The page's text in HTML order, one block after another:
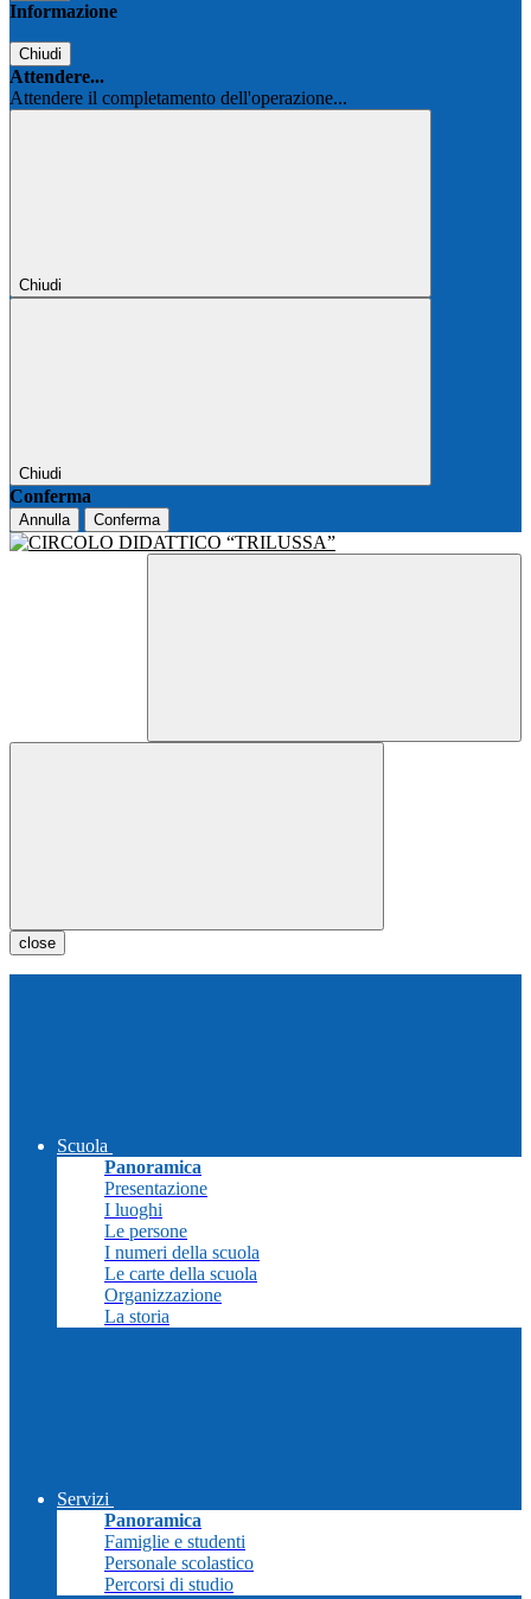
Informazione
Chiudi
Attendere...
Attendere il completamento dell'operazione...
Chiudi
Chiudi
Conferma
Annulla Conferma
close
Scuola
Panoramica
Presentazione
I luoghi
Le persone
I numeri della scuola
Le carte della scuola
Organizzazione
La storia
Servizi
Panoramica
Famiglie e studenti
Personale scolastico
Percorsi di studio